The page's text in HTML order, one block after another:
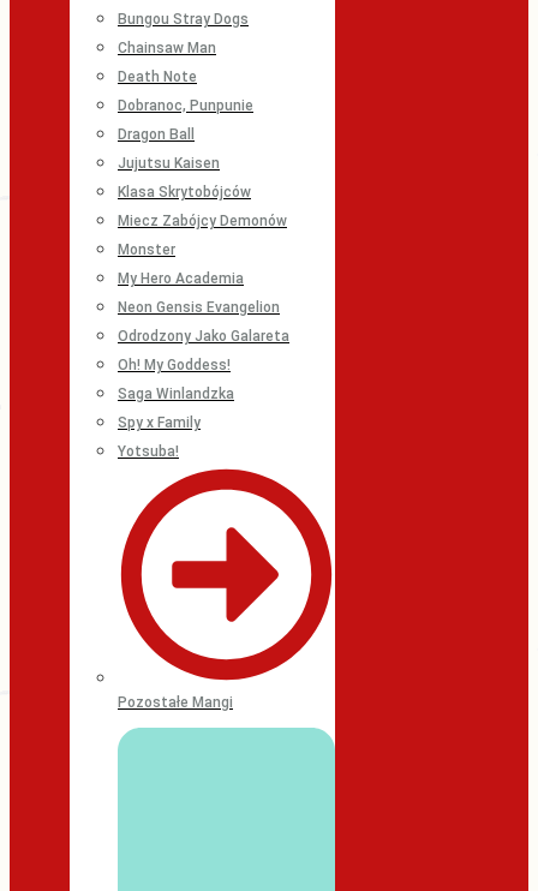
Bungou Stray Dogs
Chainsaw Man
Death Note
Dobranoc, Punpunie
Dragon Ball
Jujutsu Kaisen
Klasa Skrytobójców
Miecz Zabójcy Demonów
Monster
My Hero Academia
Neon Gensis Evangelion
Odrodzony Jako Galareta
Oh! My Goddess!
Saga Winlandzka
Spy x Family
Yotsuba!
Pozostałe Mangi